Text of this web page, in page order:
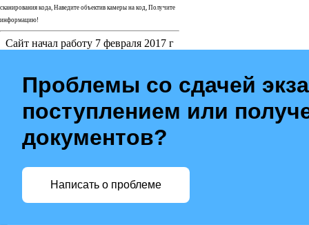
сканирования кода, Наведите объектив камеры на код, Получите
информацию!
Сайт начал работу 7 февраля 2017 г
Проблемы со сдачей
поступлением или
документов?
Написать о проблеме